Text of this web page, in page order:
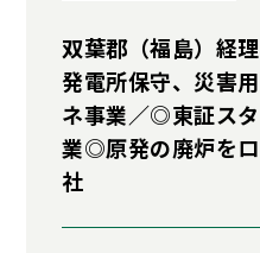
双葉郡（福島）経
発電所保守、災害
ネ事業／◎東証ス
業◎原発の廃炉を
社